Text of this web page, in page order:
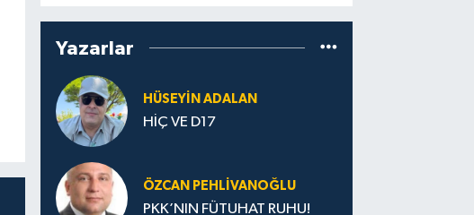
Yazarlar
HÜSEYIN ADALAN
HİÇ VE D17
ÖZCAN PEHLIVANOĞLU
PKK’NIN FÜTUHAT RUHU!